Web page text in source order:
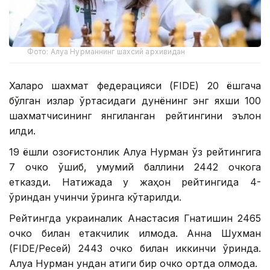
Фото: Алуа Нурманнинг шахсий архивидан
Халқаро шахмат федерацияси (FIDE) 20 ёшгача
бўлган қизлар ўртасидаги дунёнинг энг яхши 100
шахматчисининг янгиланган рейтингини эълон
қилди.
19 ёшли қозоғистонлик Алуа Нурман ўз рейтингига
7 очко қўшиб, умумий баллини 2442 очкога
етказди. Натижада у жаҳон рейтингида 4-
ўриндан учинчи ўринга кўтарилди.
Рейтингда украиналик Анастасия Гнатишин 2465
очко билан етакчилик қилмоқда. Анна Шухман
(FIDE/Ресей) 2443 очко билан иккинчи ўринда.
Алуа Нурман ундан атиги бир очко ортда қолмоқда.